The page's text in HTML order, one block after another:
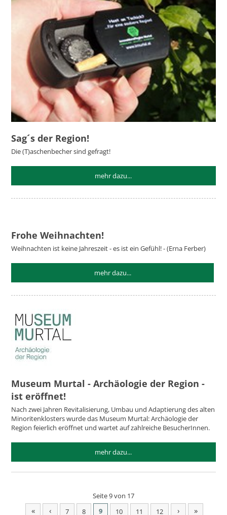
Sag´s der Region!
Die (T)aschenbecher sind gefragt!
mehr dazu...
Frohe Weihnachten!
Weihnachten ist keine Jahreszeit - es ist ein Gefühl! - (Erna Ferber)
mehr dazu...
Museum Murtal - Archäologie der Region -
ist eröffnet!
Nach zwei Jahren Revitalisierung, Umbau und Adaptierung des alten
Minoritenklosters wurde das Museum Murtal: Archäologie der
Region feierlich eröffnet und wartet auf zahlreiche BesucherInnen.
mehr dazu...
Seite 9 von 17
« ‹ 7 8 9 10 11 12 › »